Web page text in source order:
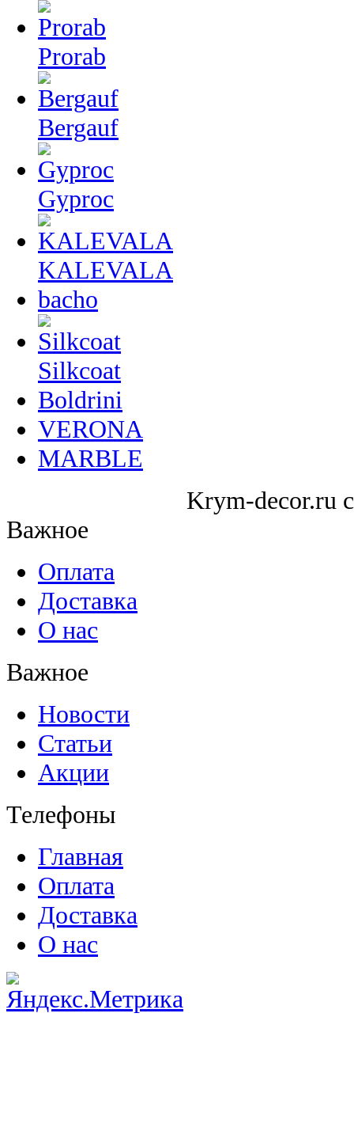
Prorab
Bergauf
Gyproc
KALEVALA
bacho
Silkcoat
Boldrini
VERONA
MARBLE
Krym-decor.ru
Важное
Оплата
Доставка
О нас
Важное
Новости
Статьи
Акции
Телефоны
Главная
Оплата
Доставка
О нас